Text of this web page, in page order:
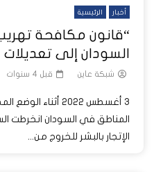
أخبار الرئيسية
“قانون مكافحة تهريب
السودان إلى تعديلات
شبكة عاين قبل 4 سنوات
3 أغسطس 2022
المناطق في السودان
الإتجار بالبشر للخروج من...